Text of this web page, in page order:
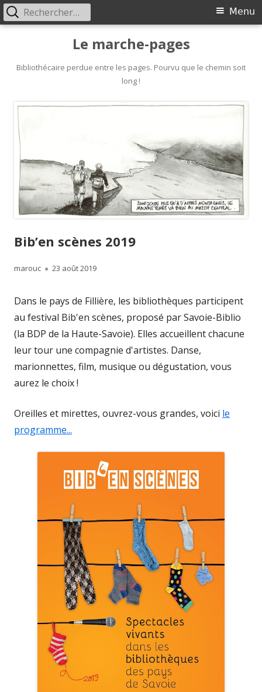
content
Le marche-pages
Bibliothécaire perdue entre les pages. Pourvu que le chemin soit
long !
Primary
Menu
Rechercher :
Bib’en scènes 2019
Author
marouc
Published
23 août 2019
Dans le pays de Fillière, les bibliothèques participent
au festival Bib'en scènes, proposé par Savoie-Biblio
(la BDP de la Haute-Savoie). Elles accueillent chacune
leur tour une compagnie d'artistes. Danse,
marionnettes, film, musique ou dégustation, vous
aurez le choix !
Oreilles et mirettes, ouvrez-vous grandes, voici le
programme...